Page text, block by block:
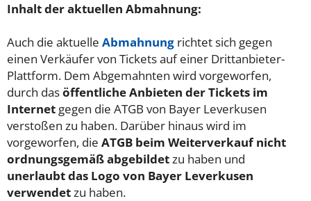
Inhalt der aktuellen Abmahnung:
Auch die aktuelle Abmahnung richtet sich gegen
einen Verkäufer von Tickets auf einer Drittanbieter-
Plattform. Dem Abgemahnten wird vorgeworfen,
durch dasöffentliche Anbieten der Tickets im
Internet gegen die ATGB von Bayer Leverkusen
verstoßen zu haben. Darüber hinaus wird im
vorgeworfen, die ATGB beim Weiterverkauf nicht
ordnungsgemäß abgebildetzu haben und
unerlaubt das Logo von Bayer Leverkusen
verwendetzu haben.